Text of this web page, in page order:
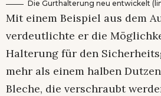
Die Gurthalterung neu entwickelt
Mit einem Beispiel aus dem
verdeutlichte er die
Halterung für den
mehr als einem halben
Bleche, die verschraubt